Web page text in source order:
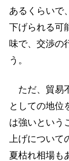
あるくらいで
下げられる可
味で、交渉の
う。
ただ、貿易
としての地位
は強いという
上げについ
夏枯れ相場も